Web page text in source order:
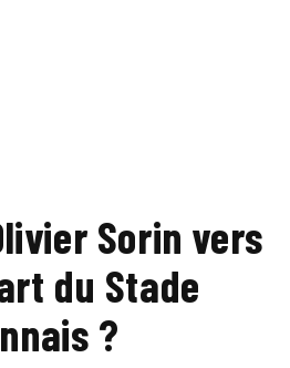
Sorin vers
du Stade
?